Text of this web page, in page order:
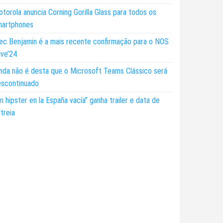
anuncia Corning Gorilla Glass para todos os
Benjamin é a mais recente confirmação para o NOS
não é desta que o Microsoft Teams Clássico será
hipster en la España vacía” ganha trailer e data de